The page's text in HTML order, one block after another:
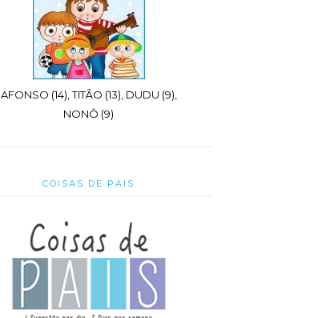
AFONSO (14), TITÃO (13), DUDU (9),
NONÔ (9)
COISAS DE PAIS